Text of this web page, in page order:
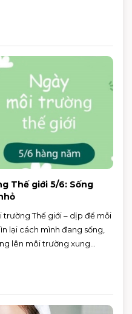
cả nhà lên lịch đi chơi, mua
Thế giới 5/6: Sống
trường Thế giới – dịp để mỗi
lại cách mình đang sống,
lên môi trường xung
kiện toàn cầu được tổ chức